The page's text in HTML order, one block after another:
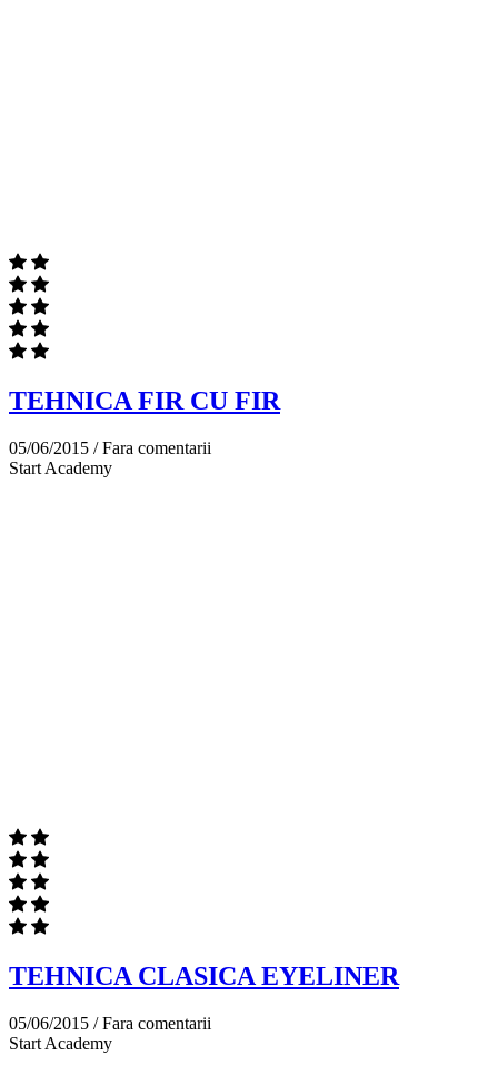
TEHNICA FIR CU FIR
05/06/2015 /Fara comentarii
Start Academy
TEHNICA CLASICA EYELINER
05/06/2015 /Fara comentarii
Start Academy